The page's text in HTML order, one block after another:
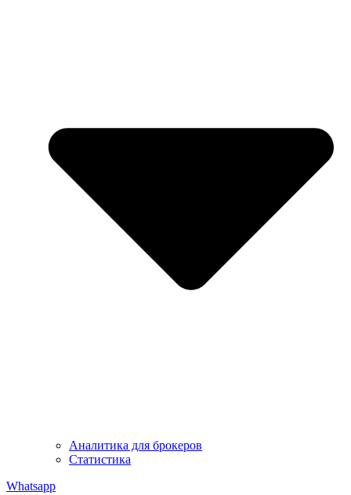
Аналитика для брокеров
Статистика
Whatsapp